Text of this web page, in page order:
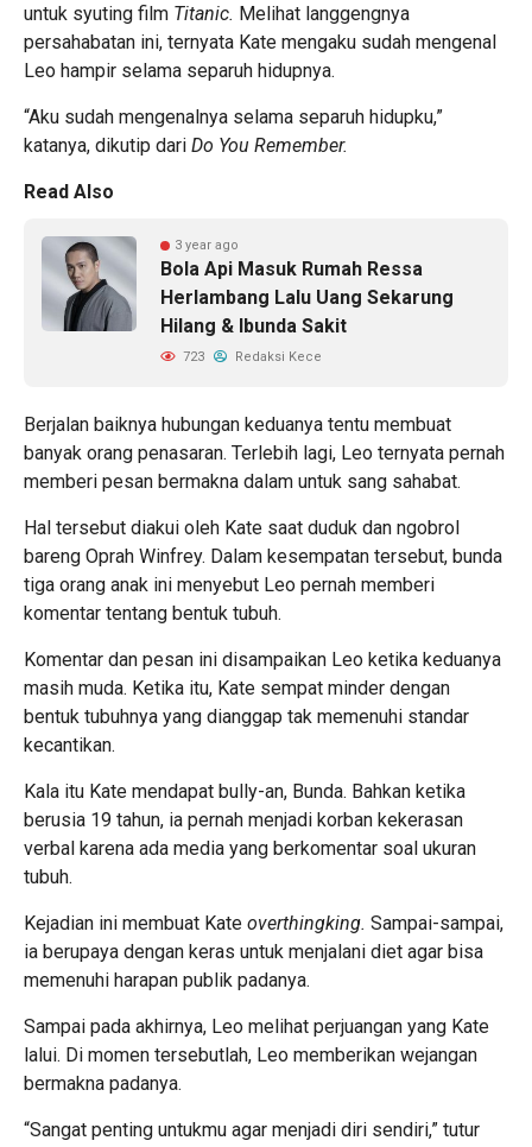
untuk syuting film Titanic. Melihat langgengnya
persahabatan ini, ternyata Kate mengaku sudah mengenal
Leo hampir selama separuh hidupnya.
“Aku sudah mengenalnya selama separuh hidupku,”
katanya, dikutip dari Do You Remember.
Read Also
3 year ago
Bola Api Masuk Rumah Ressa
Herlambang Lalu Uang Sekarung
Hilang & Ibunda Sakit
723 Redaksi Kece
Berjalan baiknya hubungan keduanya tentu membuat
banyak orang penasaran. Terlebih lagi, Leo ternyata pernah
memberi pesan bermakna dalam untuk sang sahabat.
Hal tersebut diakui oleh Kate saat duduk dan ngobrol
bareng Oprah Winfrey. Dalam kesempatan tersebut, bunda
tiga orang anak ini menyebut Leo pernah memberi
komentar tentang bentuk tubuh.
Komentar dan pesan ini disampaikan Leo ketika keduanya
masih muda. Ketika itu, Kate sempat minder dengan
bentuk tubuhnya yang dianggap tak memenuhi standar
kecantikan.
Kala itu Kate mendapat bully-an, Bunda. Bahkan ketika
berusia 19 tahun, ia pernah menjadi korban kekerasan
verbal karena ada media yang berkomentar soal ukuran
tubuh.
Kejadian ini membuat Kate overthingking. Sampai-sampai,
ia berupaya dengan keras untuk menjalani diet agar bisa
memenuhi harapan publik padanya.
Sampai pada akhirnya, Leo melihat perjuangan yang Kate
lalui. Di momen tersebutlah, Leo memberikan wejangan
bermakna padanya.
“Sangat penting untukmu agar menjadi diri sendiri,” tutur